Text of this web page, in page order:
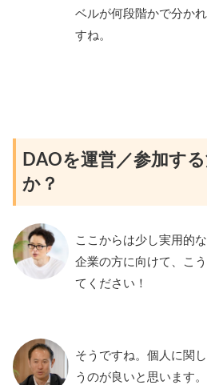
ベルが何段階かで分か
すね。
DAOを運営／参加す
か？
ここからは少し実用的
企業の方に向けて、こ
てください！
そうですね。個人に関
うのが良いと思います